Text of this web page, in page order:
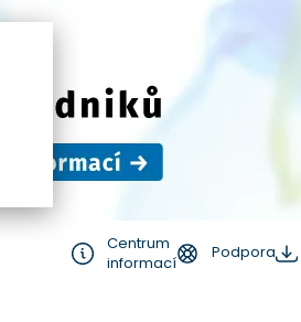
Centrum
informací
Podpora